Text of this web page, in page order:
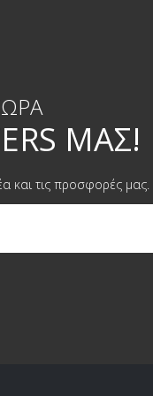
ΜΑΣ!
και τις προσφορές μας.